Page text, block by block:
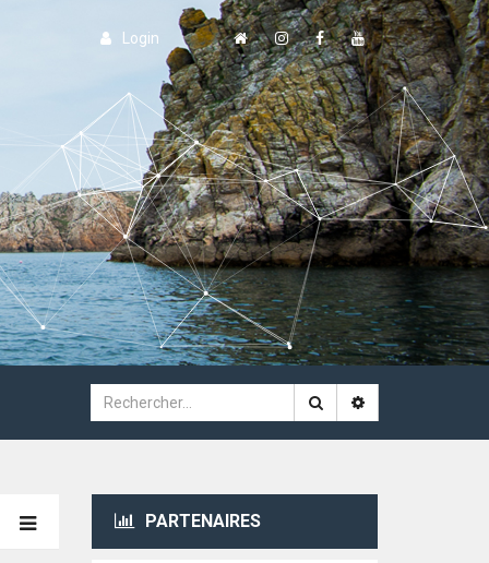
Login
PARTENAIRES